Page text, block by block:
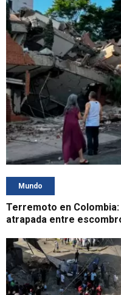
Mundo
Terremoto en
atrapada entre